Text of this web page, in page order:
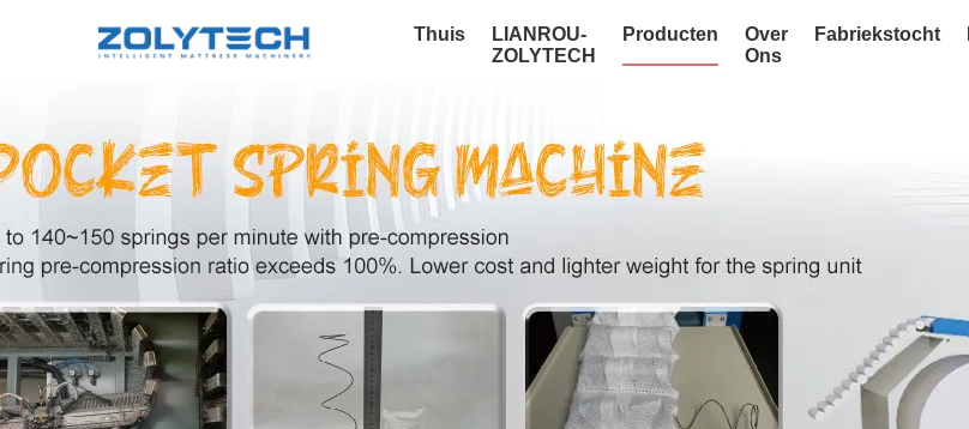
Thuis
LIANROU-
ZOLYTECH
Producten
Over
Ons
Fabriekstocht